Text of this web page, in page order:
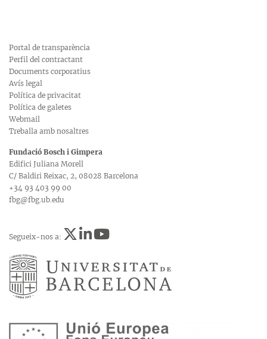
Portal de transparència
Perfil del contractant
Documents corporatius
Avís legal
Política de privacitat
Política de galetes
Webmail
Treballa amb nosaltres
Fundació Bosch i Gimpera
Edifici Juliana Morell
C/ Baldiri Reixac, 2, 08028 Barcelona
+34 93 403 99 00
fbg@fbg.ub.edu
Segueix-nos a: